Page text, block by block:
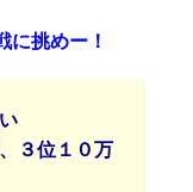
に挑めー！
３位１０万